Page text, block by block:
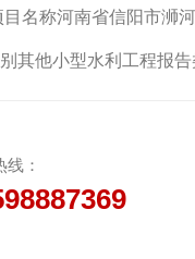
目名称河南省信阳市浉
其他小型水利工程报
线：